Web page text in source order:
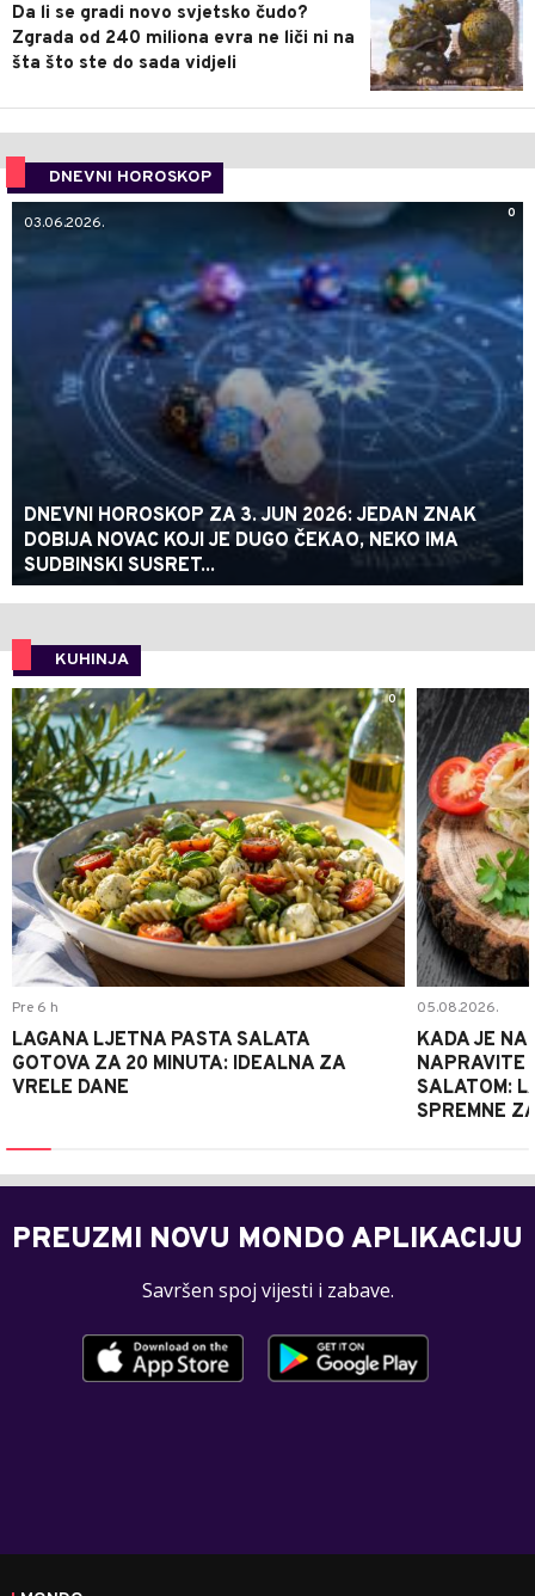
Da li se gradi novo svjetsko čudo?
Zgrada od 240 miliona evra ne liči ni na
šta što ste do sada vidjeli
DNEVNI HOROSKOP
0
03.06.2026.
DNEVNI HOROSKOP ZA 3. JUN 2026: JEDAN ZNAK
DOBIJA NOVAC KOJI JE DUGO ČEKAO, NEKO IMA
SUDBINSKI SUSRET...
KUHINJA
0
Pre 6 h
LAGANA LJETNA PASTA SALATA
GOTOVA ZA 20 MINUTA: IDEALNA ZA
VRELE DANE
05.08.2026.
KADA JE
NAPRAVITE
SALATOM:
SPREMNE
PREUZMI NOVU MONDO APLIKACIJU
Savršen spoj vijesti i zabave.